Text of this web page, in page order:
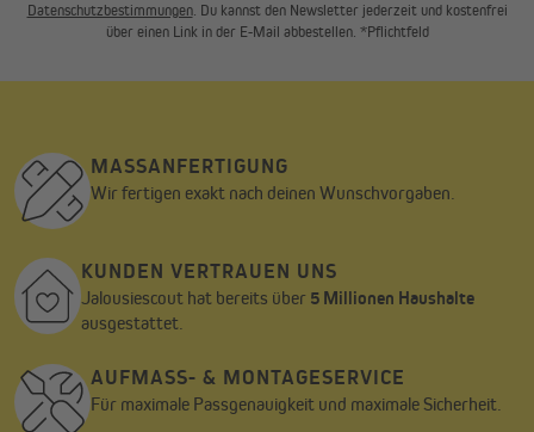
Datenschutzbestimmungen. Du kannst den Newsletter jederzeit und kostenfrei
über einen Link in der E-Mail abbestellen. *Pflichtfeld
MASSANFERTIGUNG
Wir fertigen exakt nach deinen Wunschvorgaben.
KUNDEN VERTRAUEN UNS
Jalousiescout hat bereits über 5 Millionen Haushalte
ausgestattet.
AUFMASS- & MONTAGESERVICE
Für maximale Passgenauigkeit und maximale Sicherheit.